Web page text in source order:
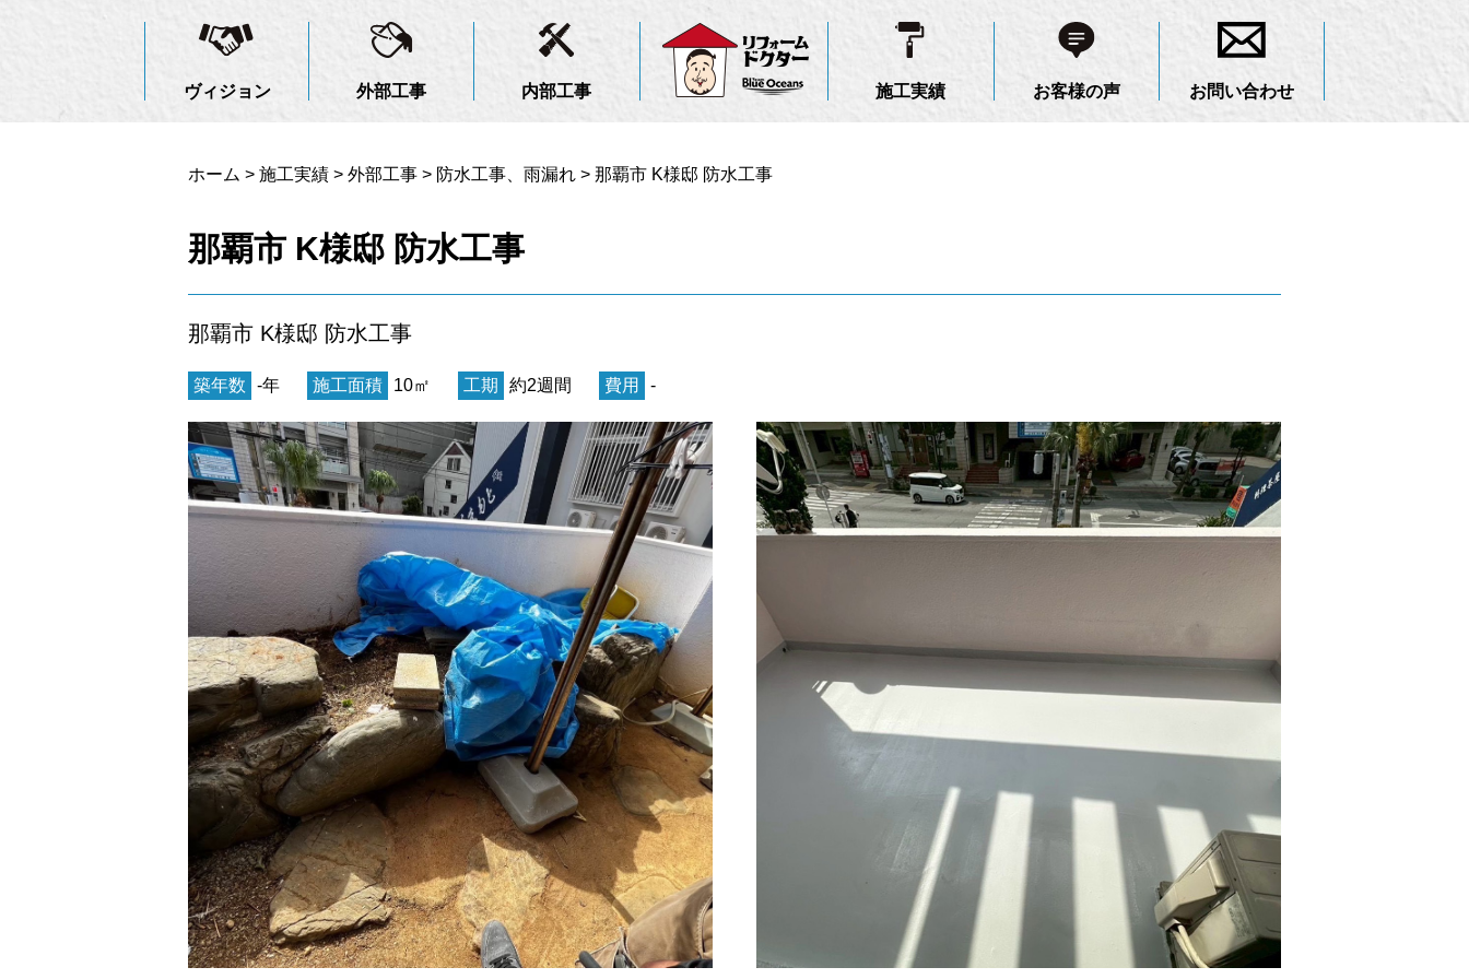
ヴィジョン 外部工事 内部工事 施工実績 お客様の声 お問い合わせ
ホーム > 施工実績 > 外部工事 > 防水工事、雨漏れ > 那覇市 K様邸 防水工事
那覇市 K様邸 防水工事
那覇市 K様邸 防水工事
築年数 -年 施工面積 10㎡ 工期 約2週間 費用 -